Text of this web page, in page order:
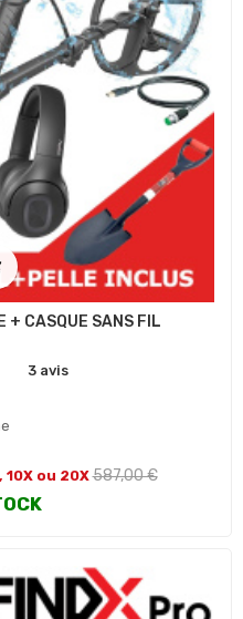
+ CASQUE SANS FIL
3 avis
10X ou 20X Prix
587,00 €